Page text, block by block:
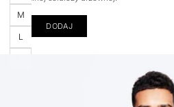
M
L
DODAJ